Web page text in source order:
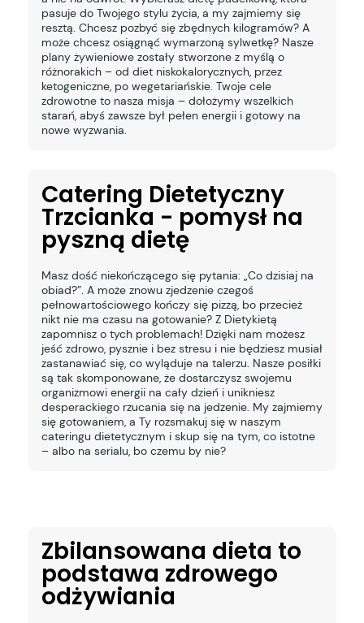
pasuje do Twojego stylu życia, a my zajmiemy się
resztą. Chcesz pozbyć się zbędnych kilogramów? A
może chcesz osiągnąć wymarzoną sylwetkę? Nasze
plany żywieniowe zostały stworzone z myślą o
różnorakich – od diet niskokalorycznych, przez
ketogeniczne, po wegetariańskie. Twoje cele
zdrowotne to nasza misja – dołożymy wszelkich
starań, abyś zawsze był pełen energii i gotowy na
nowe wyzwania.
Catering Dietetyczny
Trzcianka - pomysł na
pyszną dietę
Masz dość niekończącego się pytania: „Co dzisiaj na
obiad?”. A może znowu zjedzenie czegoś
pełnowartościowego kończy się pizzą, bo przecież
nikt nie ma czasu na gotowanie? Z Dietykietą
zapomnisz o tych problemach! Dzięki nam możesz
jeść zdrowo, pysznie i bez stresu i nie będziesz musiał
zastanawiać się, co wyląduje na talerzu. Nasze posiłki
są tak skomponowane, że dostarczysz swojemu
organizmowi energii na cały dzień i unikniesz
desperackiego rzucania się na jedzenie. My zajmiemy
się gotowaniem, a Ty rozsmakuj się w naszym
cateringu dietetycznym i skup się na tym, co istotne
– albo na serialu, bo czemu by nie?
Zbilansowana dieta to
podstawa zdrowego
odżywiania